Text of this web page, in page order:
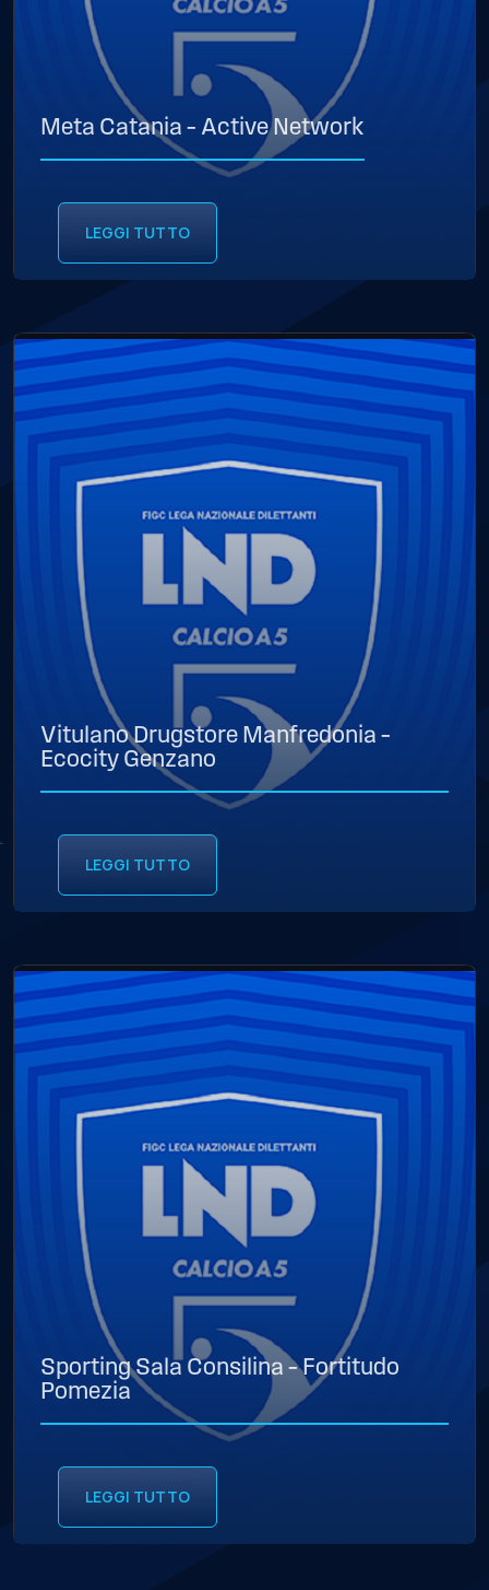
Meta Catania – Active Network
LEGGI TUTTO
Vitulano Drugstore Manfredonia –
Ecocity Genzano
LEGGI TUTTO
Sporting Sala Consilina – Fortitudo
Pomezia
LEGGI TUTTO